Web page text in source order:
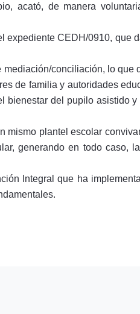
acató, de manera
expediente CEDH/0910, que
conciliación, lo que
de familia y autoridades
bienestar del pupilo asistido
plantel escolar
generando en todo caso,
Integral que ha